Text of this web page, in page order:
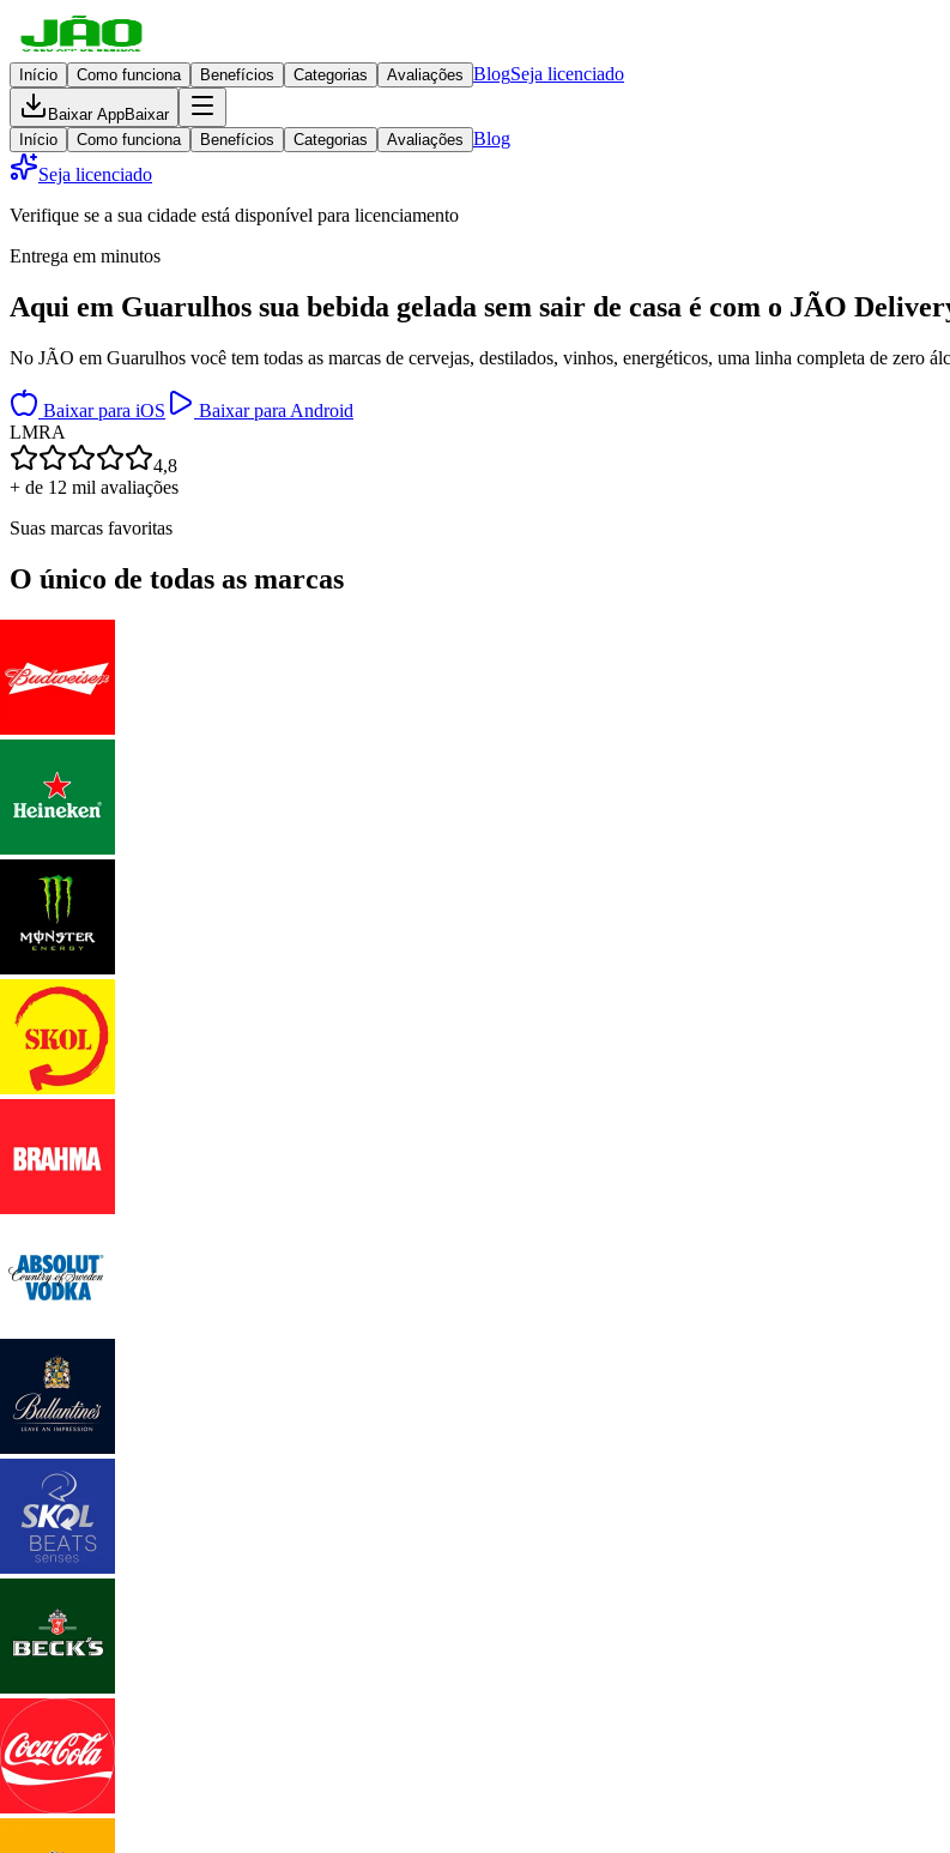
Início Como funciona Benefícios Categorias Avaliações BlogSeja licenciado
Baixar AppBaixar
Início
Como funciona Benefícios Categorias Avaliações Blog
Seja licenciado
Verifique se a sua cidade está disponível para licenciamento
Entrega em minutos
Aqui em Guarulhos sua bebida gelada sem sair de casa é com o JÃO
No JÃO em Guarulhos você tem todas as marcas de cervejas, destilados, vinhos, energéticos, uma linha completa de zero
Baixar para iOS
Baixar para Android
LMRA
4,8
+ de 12 mil avaliações
Suas marcas favoritas
O único de todas as marcas